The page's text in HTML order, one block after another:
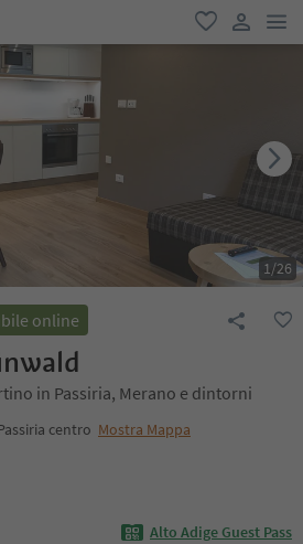
favoriti
user link
1/26
online
in Passiria, Merano e dintorni
centro Mostra Mappa
Alto Adige Guest Pass